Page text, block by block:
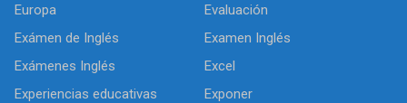
Europa
Evaluación
Exámen de Inglés
Examen Inglés
Exámenes Inglés
Excel
Experiencias educativas
Exponer